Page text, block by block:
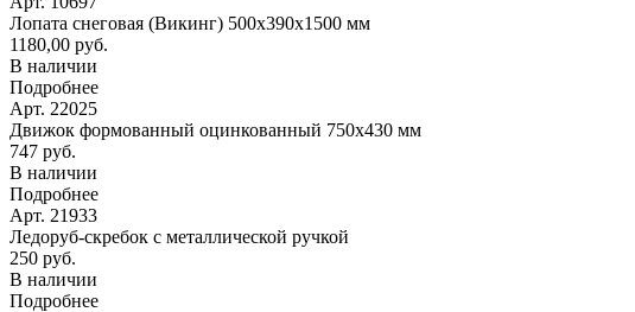
Лопата снеговая (Викинг) 500х390х1500 мм
1180,00 руб.
В наличии
Подробнее
Арт. 22025
Движок формованный оцинкованный 750х430 мм
747 руб.
В наличии
Подробнее
Арт. 21933
Ледоруб-скребок с металлической ручкой
250 руб.
В наличии
Подробнее